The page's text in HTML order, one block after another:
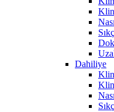
Dahiliye